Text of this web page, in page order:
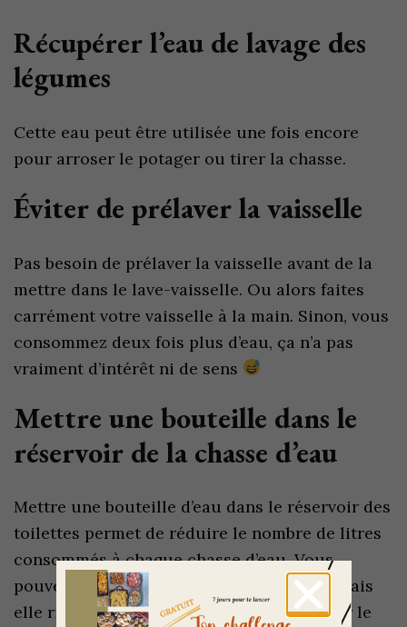
Récupérer l’eau de lavage des
légumes
Cette eau peut être utilisée une fois encore
pour arroser le potager ou tirer la chasse.
Éviter de prélaver la vaisselle
Pas besoin de prélaver la vaisselle avant de la
mettre dans le lave-vaisselle. Ou alors faites
carrément votre vaisselle à la main. Sinon, vous
consommez deux fois plus d’eau, ça n’a pas
vraiment d’intérêt ni de sens
Mettre une bouteille dans le
réservoir de la chasse d’eau
Mettre une bouteille d’eau dans le réservoir des
toilettes permet de réduire le nombre de litres
consommés à chaque chasse d’eau. Vous
pouvez également y installer une brique mais
elle risque de se désintégrer dans l’eau sur le